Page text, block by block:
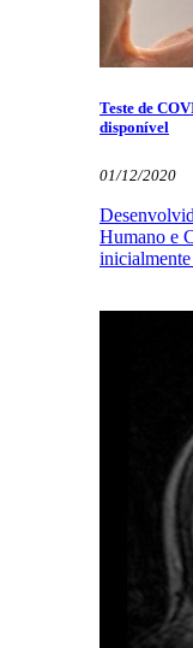
Teste de
disponível
01/12/2020
Humano e